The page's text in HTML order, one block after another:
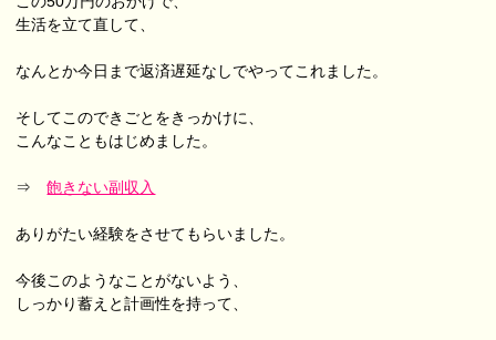
生活を立て直して、
なんとか今日まで返済遅延なしでやってこれました。
そしてこのできごとをきっかけに、
こんなこともはじめました。
⇒飽きない副収入
ありがたい経験をさせてもらいました。
今後このようなことがないよう、
しっかり蓄えと計画性を持って、